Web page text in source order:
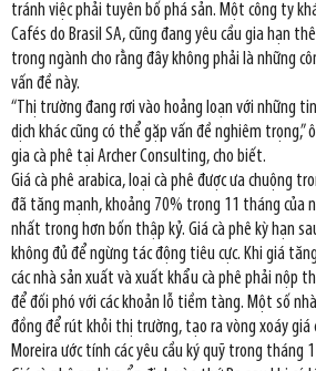
tránh việc phải tuyên bố phá sản. Một công ty
Cafés do Brasil SA, cũng đang yêu cầu gia hạn
trong ngành cho rằng đây không phải là những
vấn đề này.
“Thị trường đang rơi vào hoảng loạn với những
dịch khác cũng có thể gặp vấn đề nghiêm trọng,”
gia cà phê tại Archer Consulting, cho biết.
Giá cà phê arabica, loại cà phê được ưa chuộng
đã tăng mạnh, khoảng 70% trong 11 tháng của
nhất trong hơn bốn thập kỷ. Giá cà phê kỳ hạn
không đủ để ngừng tác động tiêu cực. Khi giá
các nhà sản xuất và xuất khẩu cà phê phải nộp
để đối phó với các khoản lỗ tiềm tàng. Một số
đồng để rút khỏi thị trường, tạo ra vòng xoáy giá
Moreira ước tính các yêu cầu ký quỹ trong tháng